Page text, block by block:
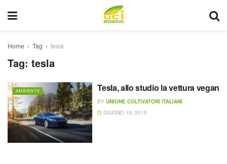
Home Tag tesla
Tag: tesla
AMBIENTE Tesla, allo studio la vettura vegan
BY UNIONE COLTIVATORI ITALIANI
GIUGNO 19, 2015